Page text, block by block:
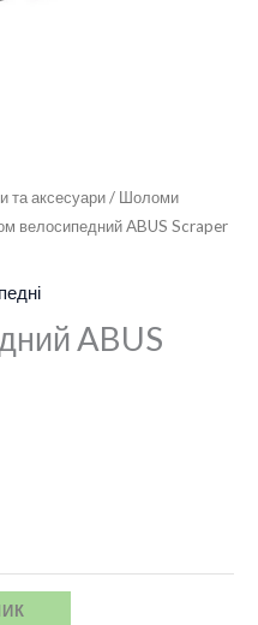
та аксесуари/ Шоломи
велосипедний ABUS Scraper
ABUS